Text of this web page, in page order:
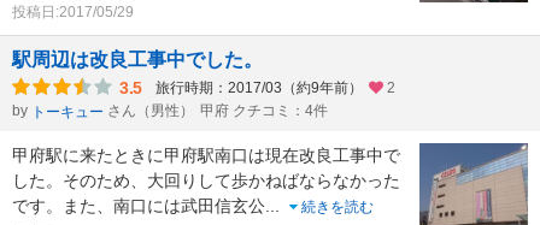
投稿日:2017/05/29
駅周辺は改良工事中でした。
3.5 旅行時期：2017/03（約9年前）
2
by トーキュー さん（男性） 甲府 クチコミ：4件
甲府駅に来たときに甲府駅南口は現在改良工事中で
した。そのため、大回りして歩かねばならなかった
です。また、南口には武田信玄公
続きを読む